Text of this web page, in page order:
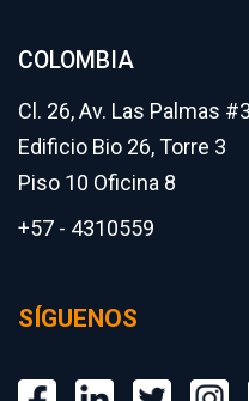
COLOMBIA
Cl. 26, Av. Las Palmas
Edificio Bio 26, Torre 3
Piso 10 Oficina 8
+57 - 4310559
SÍGUENOS